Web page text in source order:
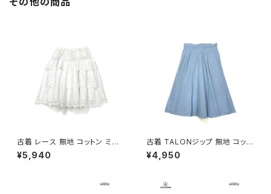
古着 レース 無地 コットン ミニ
丈 ティアード スカート 白 (ba2
607001)
¥5,940
古着 TALONジップ 無地 コット
ン 膝丈 スカート 青 水色 (ba2
607003)
¥4,950